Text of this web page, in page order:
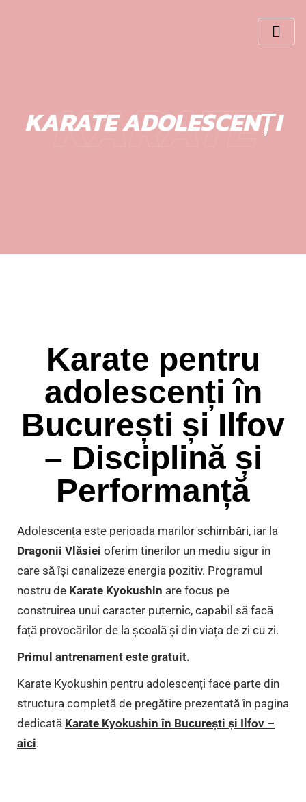
KARATE
KARATE ADOLESCENȚI
Karate pentru
adolescenți în
București și Ilfov
– Disciplină și
Performanță
Adolescența este perioada marilor schimbări, iar la
Dragonii Vlăsiei oferim tinerilor un mediu sigur în
care să își canalizeze energia pozitiv. Programul
nostru de Karate Kyokushin are focus pe
construirea unui caracter puternic, capabil să facă
față provocărilor de la școală și din viața de zi cu zi.
Primul antrenament este gratuit.
Karate Kyokushin pentru adolescenți face parte din
structura completă de pregătire prezentată în pagina
dedicată Karate Kyokushin în București și Ilfov –
aici.